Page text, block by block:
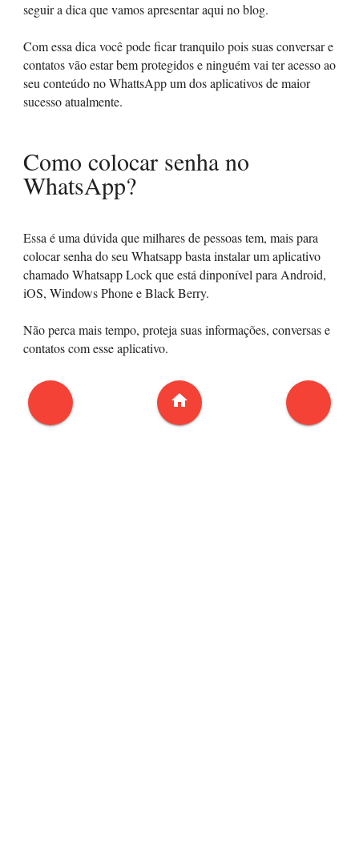
seguir a dica que vamos apresentar aqui no blog.
Com essa dica você pode ficar tranquilo pois suas conversar e
contatos vão estar bem protegidos e ninguém vai ter acesso ao
seu conteúdo no WhattsApp um dos aplicativos de maior
sucesso atualmente.
Como colocar senha no
WhatsApp?
Essa é uma dúvida que milhares de pessoas tem, mais para
colocar senha do seu Whatsapp basta instalar um aplicativo
chamado Whatsapp Lock que está dinponível para Android,
iOS, Windows Phone e Black Berry.
Não perca mais tempo, proteja suas informações, conversas e
contatos com esse aplicativo.